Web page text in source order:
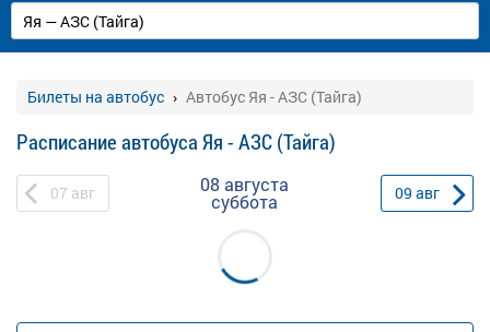
Билеты на автобус Автобус Яя - АЗС (Тайга)
Расписание автобуса Яя - АЗС (Тайга)
07 авг 08 августа
суббота 09 авг